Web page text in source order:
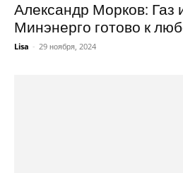
Александр Морков: Газ
Минэнерго готово к
Lisa - 29 ноября, 2024